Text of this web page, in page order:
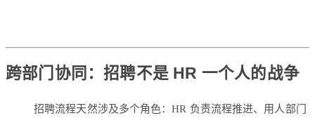
跨部门协同：招聘不是 HR 一个人的战争
招聘流程天然涉及多个角色：HR 负责流程推进、用人部门